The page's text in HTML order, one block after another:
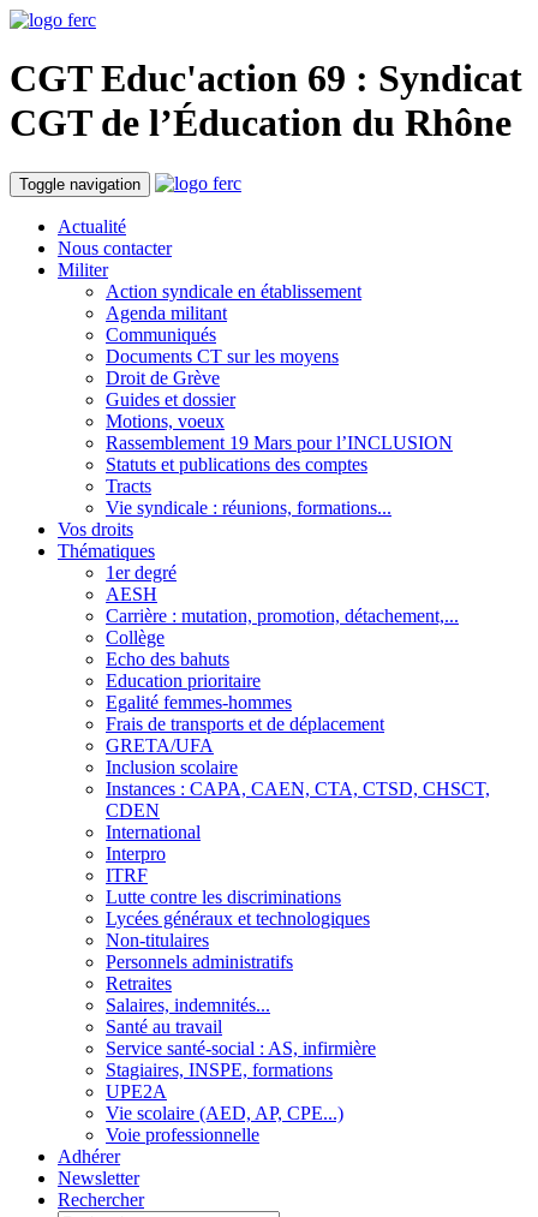
CGT Educ'action 69 : Syndicat
CGT de l’Éducation du Rhône
Toggle navigation
Actualité
Nous contacter
Militer
Action syndicale en établissement
Agenda militant
Communiqués
Documents CT sur les moyens
Droit de Grève
Guides et dossier
Motions, voeux
Rassemblement 19 Mars pour l’INCLUSION
Statuts et publications des comptes
Tracts
Vie syndicale : réunions, formations...
Vos droits
Thématiques
1er degré
AESH
Carrière : mutation, promotion, détachement,...
Collège
Echo des bahuts
Education prioritaire
Egalité femmes-hommes
Frais de transports et de déplacement
GRETA/UFA
Inclusion scolaire
Instances : CAPA, CAEN, CTA, CTSD, CHSCT,
CDEN
International
Interpro
ITRF
Lutte contre les discriminations
Lycées généraux et technologiques
Non-titulaires
Personnels administratifs
Retraites
Salaires, indemnités...
Santé au travail
Service santé-social : AS, infirmière
Stagiaires, INSPE, formations
UPE2A
Vie scolaire (AED, AP, CPE...)
Voie professionnelle
Adhérer
Newsletter
Rechercher